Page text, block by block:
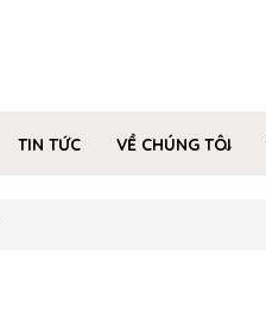
TIN TỨC VỀ CHÚNG TÔI